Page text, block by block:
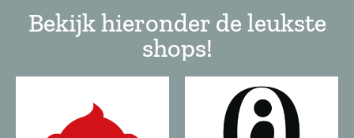
Bekijk hieronder de leukste
shops!